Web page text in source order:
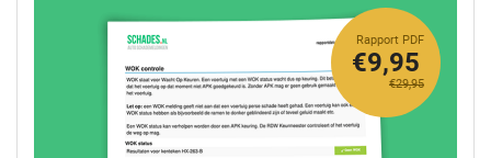
Rapport PDF
€29,95
€9,95